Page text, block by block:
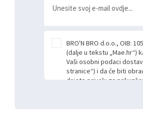
BRO'N BRO d.o.o., OIB:
(dalje u tekstu „Mae.hr“)
Vaši osobni podaci
stranice“) i da će biti
dajete privolu za
Mae.hr putem ovih web
poslan kroz kontakt
niste dužni prihvatiti